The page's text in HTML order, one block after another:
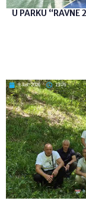
U PARKU “RAVNE
9. kol. 2026 19:26